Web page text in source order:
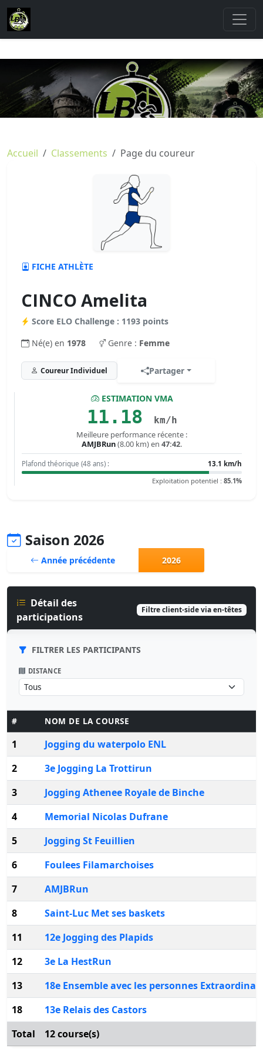
Accueil Classements Page du coureur
FICHE ATHLÈTE
CINCO Amelita
Score ELO Challenge : 1193 points
Né(e) en 1978 Genre : Femme
Coureur Individuel Partager
ESTIMATION VMA
11.18 km/h
Meilleure performance récente :
AMJBRun(8.00 km) en 47:42.
Plafond théorique (48 ans) :
13.1 km/h
Exploitation potentiel : 85.1%
Saison 2026
Année précédente 2026
Détail des
participations
Filtre client-side via en-têtes
FILTRER LES PARTICIPANTS
DISTANCE
# NOM DE LA COURSE
1
Jogging du waterpolo ENL
2
3e Jogging La Trottirun
3
Jogging Athenee Royale de Binche
4
Memorial Nicolas Dufrane
5
Jogging St Feuillien
6
Foulees Filamarchoises
7
AMJBRun
8
Saint-Luc Met ses baskets
11
12e Jogging des Plapids
12
3e La HestRun
13
18e Ensemble avec les personnes
18
13e Relais des Castors
Total
12 course(s)